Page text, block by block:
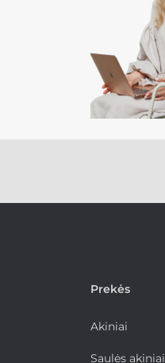
Prekės
Akiniai
Saulės akiniai